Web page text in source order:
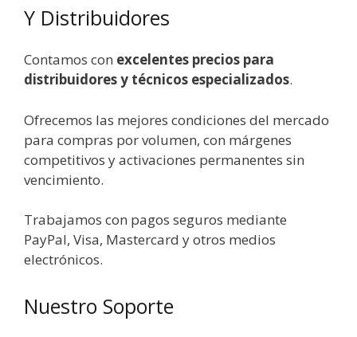
Y Distribuidores
Contamos con excelentes precios para
distribuidores y técnicos especializados.
Ofrecemos las mejores condiciones del mercado
para compras por volumen, con márgenes
competitivos y activaciones permanentes sin
vencimiento.
Trabajamos con pagos seguros mediante
PayPal, Visa, Mastercard y otros medios
electrónicos.
Nuestro Soporte